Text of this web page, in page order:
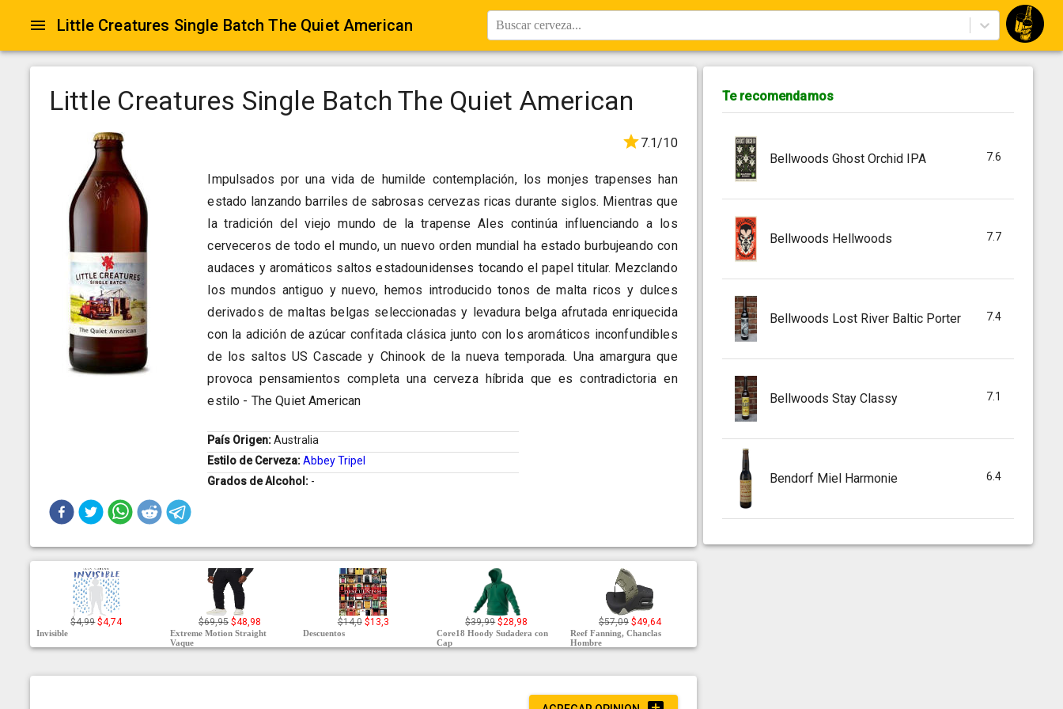
Little Creatures Single Batch The Quiet American Buscar cerveza...
Little Creatures Single Batch The Quiet American
7.1/10
Impulsados por una vida de humilde contemplación, los monjes trapenses han
estado lanzando barriles de sabrosas cervezas ricas durante siglos. Mientras que
la tradición del viejo mundo de la trapense Ales continúa influenciando a los
cerveceros de todo el mundo, un nuevo orden mundial ha estado burbujeando con
audaces y aromáticos saltos estadounidenses tocando el papel titular. Mezclando
los mundos antiguo y nuevo, hemos introducido tonos de malta ricos y dulces
derivados de maltas belgas seleccionadas y levadura belga afrutada enriquecida
con la adición de azúcar confitada clásica junto con los aromáticos inconfundibles
de los saltos US Cascade y Chinook de la nueva temporada. Una amargura que
provoca pensamientos completa una cerveza híbrida que es contradictoria en
estilo - The Quiet American
País Origen:Australia
Estilo de Cerveza:Abbey Tripel
Grados de Alcohol: -
$4,99 $4,74
Invisible
$69,95 $48,98
Extreme Motion Straight
Vaque
$14,0 $13,3
Descuentos
$39,99 $28,98
Core18 Hoody Sudadera con
Cap
$57,09 $49,64
Reef Fanning, Chanclas
Hombre
Te recomendamos
Bellwoods Ghost Orchid IPA 7.6
Bellwoods Hellwoods 7.7
Bellwoods Lost River Baltic Porter 7.4
Bellwoods Stay Classy 7.1
Bendorf Miel Harmonie 6.4